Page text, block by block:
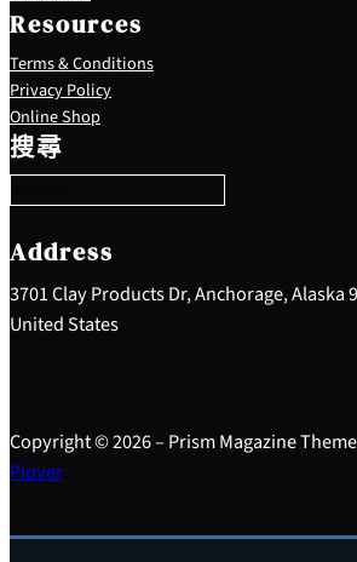
Resources
Terms & Conditions
Privacy Policy
Online Shop
搜尋
S
e
a
c
h
Address
3701 Clay Products Dr, Anchorage, Alaska
United States
Copyright © 2026 – Prism Magazine
Plover